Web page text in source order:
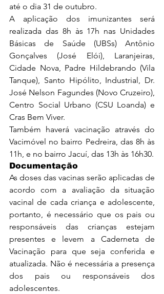
até o dia 31 de outubro.
A aplicação dos imunizantes será
realizada das 8h às 17h nas Unidades
Básicas de Saúde (UBSs) Antônio
Gonçalves (José Elói), Laranjeiras,
Cidade Nova, Padre Hildebrando (Vila
Tanque), Santo Hipólito, Industrial, Dr.
José Nelson Fagundes (Novo Cruzeiro),
Centro Social Urbano (CSU Loanda) e
Cras Bem Viver.
Também haverá vacinação através do
Vacimóvel no bairro Pedreira, das 8h às
11h, e no bairro Jacuí, das 13h às 16h30.
Documentação
As doses das vacinas serão aplicadas de
acordo com a avaliação da situação
vacinal de cada criança e adolescente,
portanto, é necessário que os pais ou
responsáveis das crianças estejam
presentes e levem a Caderneta de
Vacinação para que seja conferida e
atualizada. Não é necessária a presença
dos pais ou responsáveis dos
adolescentes.